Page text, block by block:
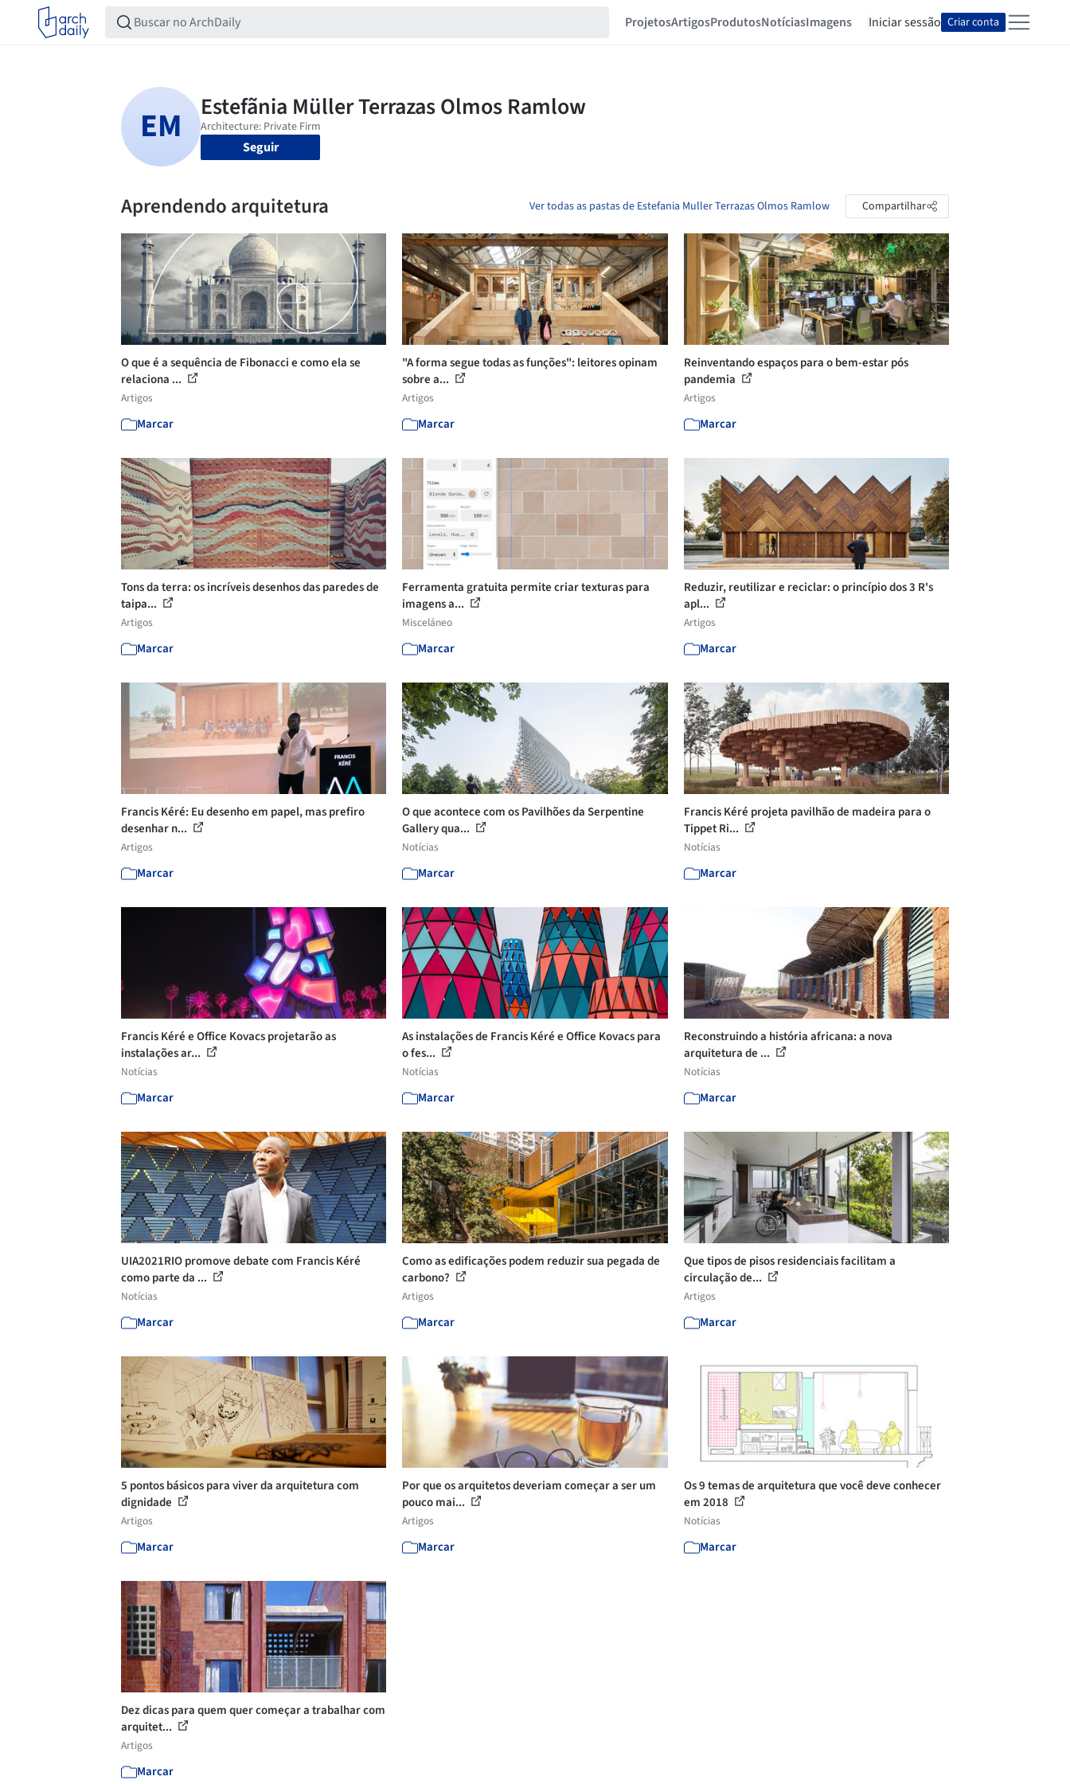
ProjetosArtigosProdutosNotíciasImagens Iniciar sessão Criar conta
Seguir
Aprendendo arquitetura Ver todas as pastas de Estefania Muller Terrazas Olmos Ramlow Compartilhar
O que é a sequência de Fibonacci e como ela se
relaciona ...
Artigos
Marcar
"A forma segue todas as funções": leitores opinam
sobre a...
Artigos
Marcar
Reinventando espaços para o bem-estar pós
pandemia
Artigos
Marcar
Tons da terra: os incríveis desenhos das paredes de
taipa...
Artigos
Marcar
Ferramenta gratuita permite criar texturas para
imagens a...
Misceláneo
Marcar
Reduzir, reutilizar e reciclar: o princípio dos 3 R's
apl...
Artigos
Marcar
Francis Kéré: Eu desenho em papel, mas prefiro
desenhar n...
Artigos
Marcar
O que acontece com os Pavilhões da Serpentine
Gallery qua...
Notícias
Marcar
Francis Kéré projeta pavilhão de madeira para o
Tippet Ri...
Notícias
Marcar
Francis Kéré e Office Kovacs projetarão as
instalações ar...
Notícias
Marcar
As instalações de Francis Kéré e Office Kovacs para
o fes...
Notícias
Marcar
Reconstruindo a história africana: a nova
arquitetura de ...
Notícias
Marcar
UIA2021RIO promove debate com Francis Kéré
como parte da ...
Notícias
Marcar
Como as edificações podem reduzir sua pegada de
carbono?
Artigos
Marcar
Que tipos de pisos residenciais facilitam a
circulação de...
Artigos
Marcar
5 pontos básicos para viver da arquitetura com
dignidade
Artigos
Marcar
Por que os arquitetos deveriam começar a ser um
pouco mai...
Artigos
Marcar
Os 9 temas de arquitetura que você deve conhecer
em 2018
Notícias
Marcar
Dez dicas para quem quer começar a trabalhar com
arquitet...
Artigos
Marcar